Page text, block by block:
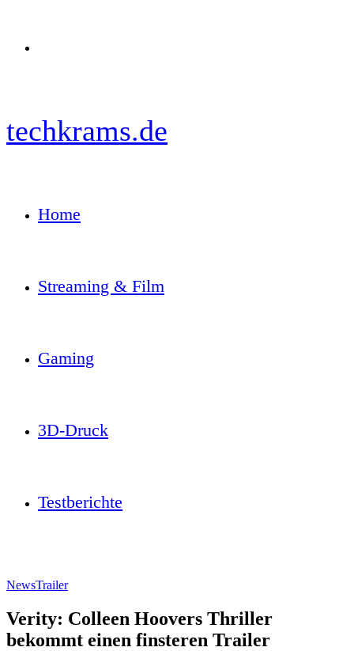
techkrams.de
Home
Streaming & Film
Gaming
3D-Druck
Testberichte
NewsTrailer
Verity: Colleen Hoovers Thriller
bekommt einen finsteren Trailer